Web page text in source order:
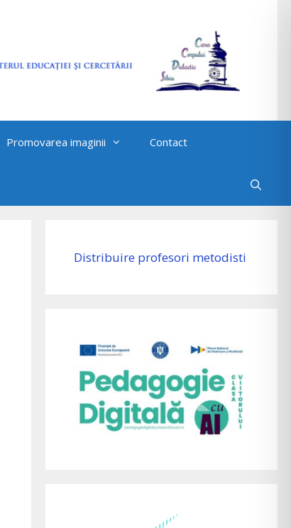
Promovarea imaginii Contact
Distribuire profesori metodisti